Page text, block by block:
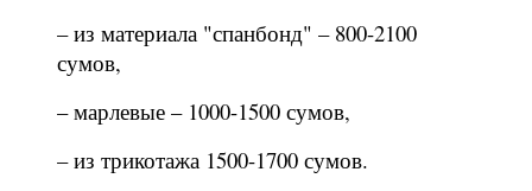
– из материала "спанбонд" – 800-2100
сумов,
– марлевые – 1000-1500 сумов,
– из трикотажа 1500-1700 сумов.